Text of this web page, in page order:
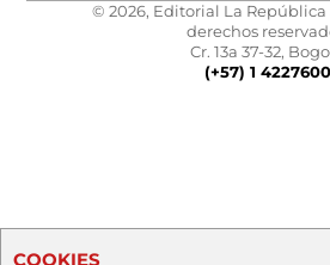
© 2026, Editorial La República
derechos
Cr. 13a 37-32,
(+57) 1 4227600
COOKIES